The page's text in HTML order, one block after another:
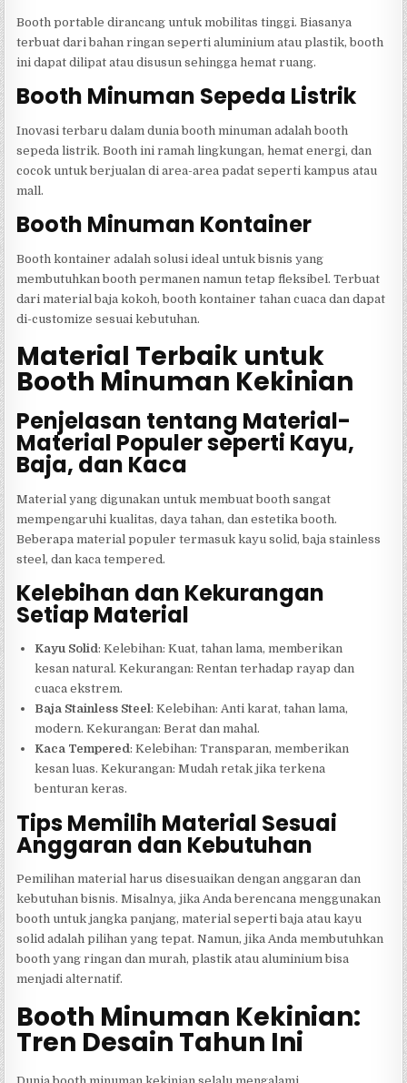
Booth portable dirancang untuk mobilitas tinggi. Biasanya
terbuat dari bahan ringan seperti aluminium atau plastik, booth
ini dapat dilipat atau disusun sehingga hemat ruang.
Booth Minuman Sepeda Listrik
Inovasi terbaru dalam dunia booth minuman adalah booth
sepeda listrik. Booth ini ramah lingkungan, hemat energi, dan
cocok untuk berjualan di area-area padat seperti kampus atau
mall.
Booth Minuman Kontainer
Booth kontainer adalah solusi ideal untuk bisnis yang
membutuhkan booth permanen namun tetap fleksibel. Terbuat
dari material baja kokoh, booth kontainer tahan cuaca dan dapat
di-customize sesuai kebutuhan.
Material Terbaik untuk
Booth Minuman Kekinian
Penjelasan tentang Material-
Material Populer seperti Kayu,
Baja, dan Kaca
Material yang digunakan untuk membuat booth sangat
mempengaruhi kualitas, daya tahan, dan estetika booth.
Beberapa material populer termasuk kayu solid, baja stainless
steel, dan kaca tempered.
Kelebihan dan Kekurangan
Setiap Material
Kayu Solid: Kelebihan: Kuat, tahan lama, memberikan
kesan natural. Kekurangan: Rentan terhadap rayap dan
cuaca ekstrem.
Baja Stainless Steel: Kelebihan: Anti karat, tahan lama,
modern. Kekurangan: Berat dan mahal.
Kaca Tempered: Kelebihan: Transparan, memberikan
kesan luas. Kekurangan: Mudah retak jika terkena
benturan keras.
Tips Memilih Material Sesuai
Anggaran dan Kebutuhan
Pemilihan material harus disesuaikan dengan anggaran dan
kebutuhan bisnis. Misalnya, jika Anda berencana menggunakan
booth untuk jangka panjang, material seperti baja atau kayu
solid adalah pilihan yang tepat. Namun, jika Anda membutuhkan
booth yang ringan dan murah, plastik atau aluminium bisa
menjadi alternatif.
Booth Minuman Kekinian:
Tren Desain Tahun Ini